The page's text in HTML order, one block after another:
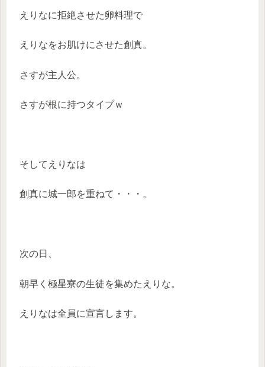
えりなに拒絶させた卵料理で
えりなをお肌けにさせた創真。
さすが主人公。
さすが根に持つタイプｗ
そしてえりなは
創真に城一郎を重ねて・・・。
次の日、
朝早く極星寮の生徒を集めたえりな。
えりなは全員に宣言します。